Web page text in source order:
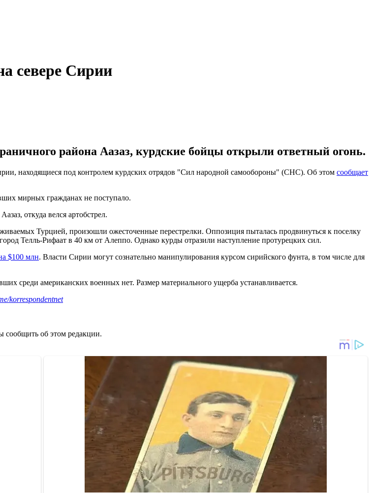
севере Сирии
района Аазаз, курдские бойцы открыли ответный огонь.
находящиеся под контролем курдских отрядов "Сил народной самообороны" (СНС). Об этом сообщает
мирных гражданах не поступало.
откуда велся артобстрел.
Турцией, произошли ожесточенные перестрелки. Оппозиция пыталась продвинуться к поселку
Телль-Рифаат в 40 км от Алеппо. Однако курды отразили наступление протурецких сил.
$100 млн. Власти Сирии могут сознательно манипулирования курсом сирийского фунта, в том числе для
среди американских военных нет. Размер материального ущерба устанавливается.
korrespondentnet
сообщить об этом редакции.